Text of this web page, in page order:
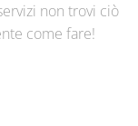
non trovi ciò
come fare!